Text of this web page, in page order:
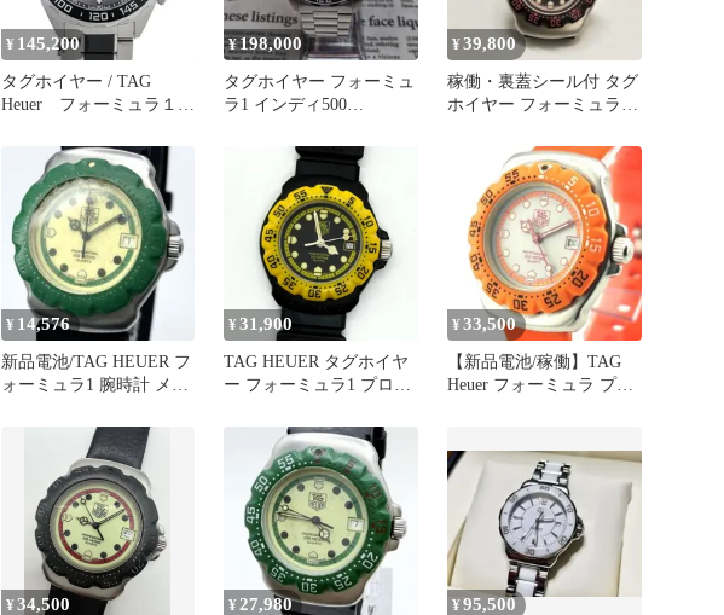
¥ 145,200
タグホイヤー / TAG
Heuer フォーミュラ１
CAZ1011.BA0843 グレ
ー クオーツ 【中古】
商品番号 B-160472
¥198,000
タグホイヤー フォーミュ
ラ1 インディ500
¥39,800
稼働・裏蓋シール付 タグ
ホイヤー フォーミュラ
¥ 14,576
新品電池/TAG HEUER フ
ォーミュラ1 腕時計 メン
¥31,900
TAG HEUER タグホイヤ
ー フォーミュラ1 プロフ
ック QZ レディース
380.508 腕時計 稼働品
¥ 33,500
【新品電池/稼働】TAG
Heuer フォーミュラ プロ
¥34,500 ¥ 27,980 ¥95,500